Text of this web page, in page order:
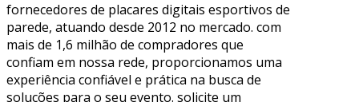
fornecedores de placares digitais esportivos de
parede, atuando desde 2012 no mercado. com
mais de 1,6 milhão de compradores que
confiam em nossa rede, proporcionamos uma
experiência confiável e prática na busca de
soluções para o seu evento. solicite um